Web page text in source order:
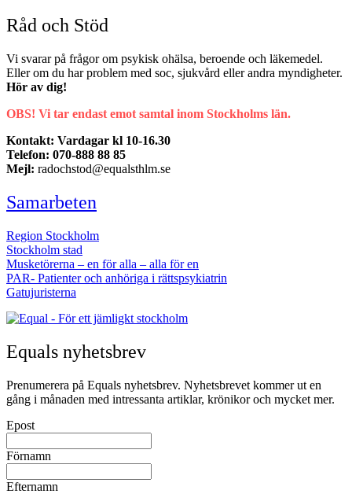
Råd och Stöd
Vi svarar på frågor om psykisk ohälsa, beroende och läkemedel.
Eller om du har problem med soc, sjukvård eller andra myndigheter.
Hör av dig!
OBS! Vi tar endast emot samtal inom Stockholms län.
Kontakt: Vardagar kl 10-16.30
Telefon: 070-888 88 85
Mejl: radochstod@equalsthlm.se
Samarbeten
Region Stockholm
Stockholm stad
Musketörerna – en för alla – alla för en
PAR- Patienter och anhöriga i rättspsykiatrin
Gatujuristerna
Equals nyhetsbrev
Prenumerera på Equals nyhetsbrev. Nyhetsbrevet kommer ut en
gång i månaden med intressanta artiklar, krönikor och mycket mer.
Epost
Förnamn
Efternamn